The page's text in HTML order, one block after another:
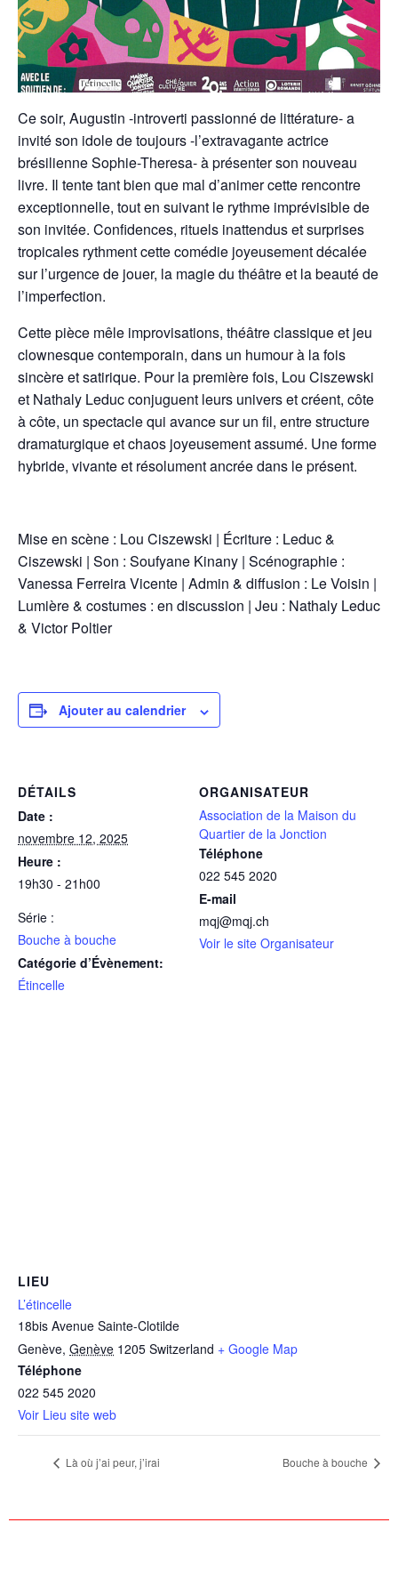
Ce soir, Augustin -introverti passionné de littérature- a
invité son idole de toujours -l’extravagante actrice
brésilienne Sophie-Theresa- à présenter son nouveau
livre. Il tente tant bien que mal d’animer cette rencontre
exceptionnelle, tout en suivant le rythme imprévisible de
son invitée. Confidences, rituels inattendus et surprises
tropicales rythment cette comédie joyeusement décalée
sur l’urgence de jouer, la magie du théâtre et la beauté de
l’imperfection.
Cette pièce mêle improvisations, théâtre classique et jeu
clownesque contemporain, dans un humour à la fois
sincère et satirique. Pour la première fois, Lou Ciszewski
et Nathaly Leduc conjuguent leurs univers et créent, côte
à côte, un spectacle qui avance sur un fil, entre structure
dramaturgique et chaos joyeusement assumé. Une forme
hybride, vivante et résolument ancrée dans le présent.
Mise en scène : Lou Ciszewski | Écriture : Leduc &
Ciszewski | Son : Soufyane Kinany | Scénographie :
Vanessa Ferreira Vicente | Admin & diffusion : Le Voisin |
Lumière & costumes : en discussion | Jeu : Nathaly Leduc
& Victor Poltier
Ajouter au calendrier
DÉTAILS
Date :
novembre 12, 2025
Heure :
19h30 - 21h00
Série :
Bouche à bouche
Catégorie d’Évènement:
Étincelle
ORGANISATEUR
Association de la Maison du
Quartier de la Jonction
Téléphone
022 545 2020
E-mail
mqj@mqj.ch
Voir le site Organisateur
LIEU
L’étincelle
18bis Avenue Sainte-Clotilde
Genève, Genève 1205 Switzerland + Google Map
Téléphone
022 545 2020
Voir Lieu site web
Là où j’ai peur, j’irai Bouche à bouche